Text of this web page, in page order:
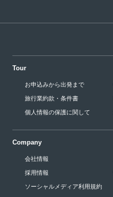
Tour
お申込みから出発まで
旅行業約款・条件書
個人情報の保護に関して
Company
会社情報
採用情報
ソーシャルメディア利用規約